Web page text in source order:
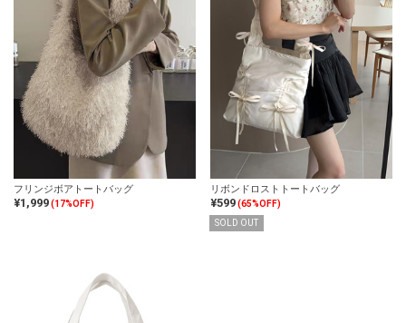
フリンジボアトートバッグ
¥1,999(17%OFF)
リボンドロストトートバッグ
¥599(65%OFF)
SOLD OUT